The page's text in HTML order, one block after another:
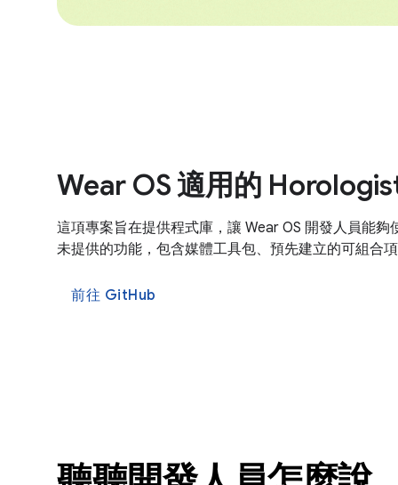
Wear OS 適用的
這項專案旨在提供程式庫，讓 Wear OS 開發人員能
未提供的功能，包含媒體工具包、預先建立的可組合
前往 GitHub